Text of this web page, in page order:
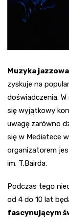
Muzyka
zyskuje na
doświadczenia.
się wyjątkowy
uwagę zarówno
się w Mediatece
organizatorem
im. T.Bairda.
Podczas tego
od 4 do 10 lat
fascynującym